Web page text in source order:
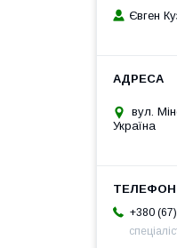
Євген
вул.
Україна
+380